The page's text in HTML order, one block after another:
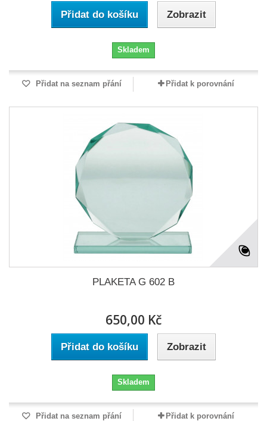
Přidat do košíku Zobrazit
Skladem
Přidat na seznam přání Přidat k porovnání
PLAKETA G 602 B
650,00 Kč
Přidat do košíku Zobrazit
Skladem
Přidat na seznam přání Přidat k porovnání